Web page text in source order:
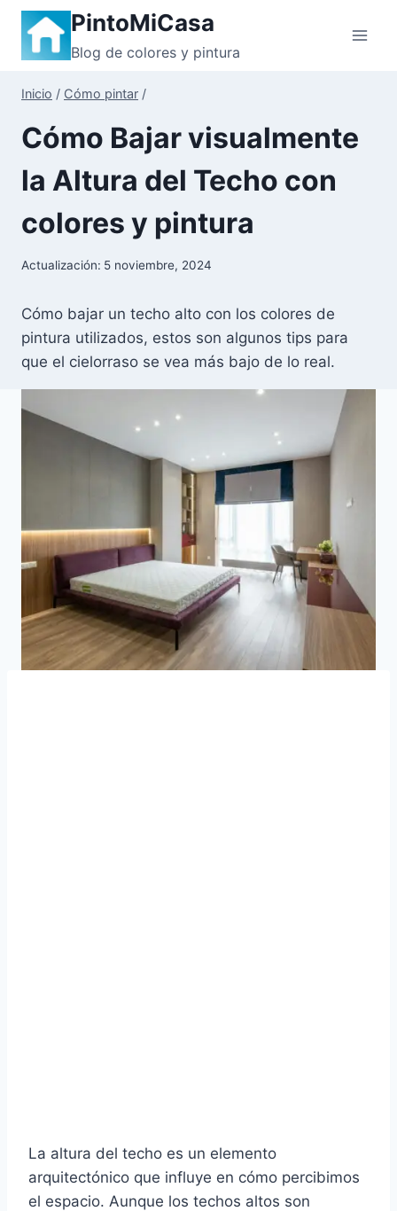
Saltar
contenido
PintoMiCasa
Blog de colores y pintura
Inicio / Cómo pintar /
Cómo Bajar visualmente
la Altura del Techo con
colores y pintura
Actualización: 5 noviembre, 2024
Cómo bajar un techo alto con los colores de
pintura utilizados, estos son algunos tips para
que el cielorraso se vea más bajo de lo real.
La altura del techo es un elemento
arquitectónico que influye en cómo percibimos
el espacio. Aunque los techos altos son